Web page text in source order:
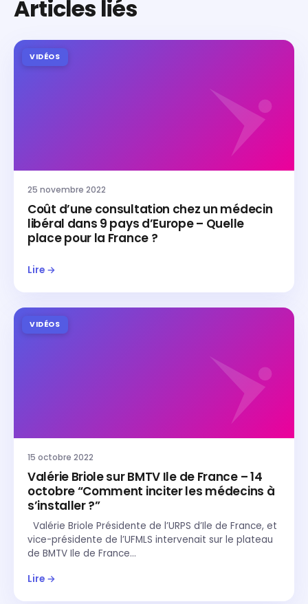
Articles liés
VIDÉOS
25 novembre 2022
Coût d’une consultation chez un médecin
libéral dans 9 pays d’Europe – Quelle
place pour la France ?
Lire →
VIDÉOS
15 octobre 2022
Valérie Briole sur BMTV Ile de France – 14
octobre “Comment inciter les médecins à
s’installer ?”
Valérie Briole Présidente de l’URPS d’Ile de France, et
vice-présidente de l’UFMLS intervenait sur le plateau
de BMTV Ile de France…
Lire →